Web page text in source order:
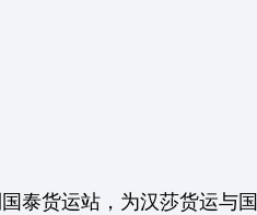
泰货运站，为汉莎货运与